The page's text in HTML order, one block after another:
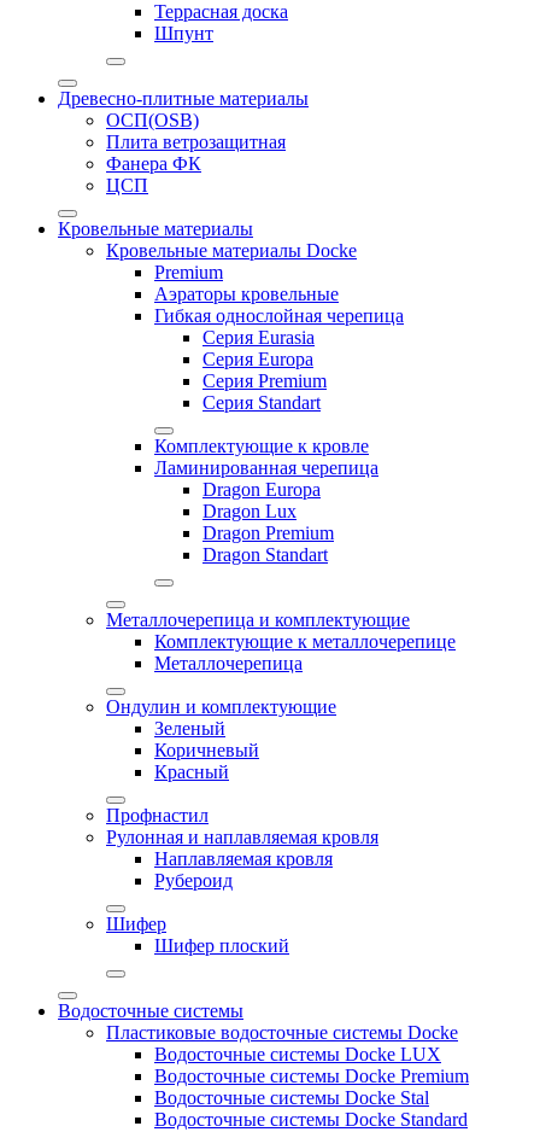
Террасная доска
Шпунт
Древесно-плитные материалы
ОСП(OSB)
Плита ветрозащитная
Фанера ФК
ЦСП
Кровельные материалы
Кровельные материалы Docke
Premium
Аэраторы кровельные
Гибкая однослойная черепица
Серия Eurasia
Серия Europa
Серия Premium
Серия Standart
Комплектующие к кровле
Ламинированная черепица
Dragon Europa
Dragon Lux
Dragon Premium
Dragon Standart
Металлочерепица и комплектующие
Комплектующие к металлочерепице
Металлочерепица
Ондулин и комплектующие
Зеленый
Коричневый
Красный
Профнастил
Рулонная и наплавляемая кровля
Наплавляемая кровля
Рубероид
Шифер
Шифер плоский
Водосточные системы
Пластиковые водосточные системы Docke
Водосточные системы Docke LUX
Водосточные системы Docke Premium
Водосточные системы Docke Stal
Водосточные системы Docke Standard